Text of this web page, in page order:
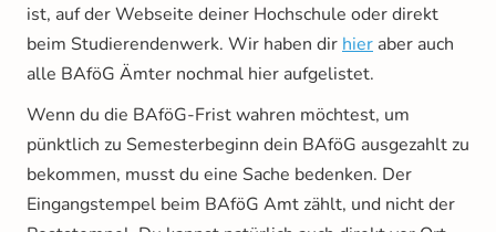
ist, auf der Webseite deiner Hochschule oder direkt
beim Studierendenwerk. Wir haben dir hier aber auch
alle BAföG Ämter nochmal hier aufgelistet.
Wenn du die BAföG-Frist wahren möchtest, um
pünktlich zu Semesterbeginn dein BAföG ausgezahlt zu
bekommen, musst du eine Sache bedenken. Der
Eingangstempel beim BAföG Amt zählt, und nicht der